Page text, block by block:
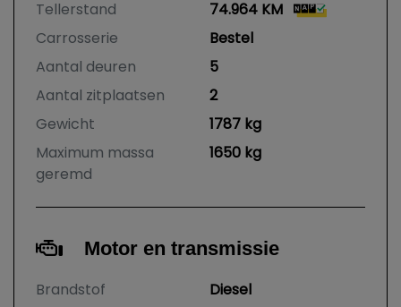
Tellerstand
74.964 KM
Carrosserie
Bestel
Aantal deuren
5
Aantal zitplaatsen
2
Gewicht
1787 kg
Maximum massa
geremd
1650 kg
Motor en transmissie
Brandstof
Diesel